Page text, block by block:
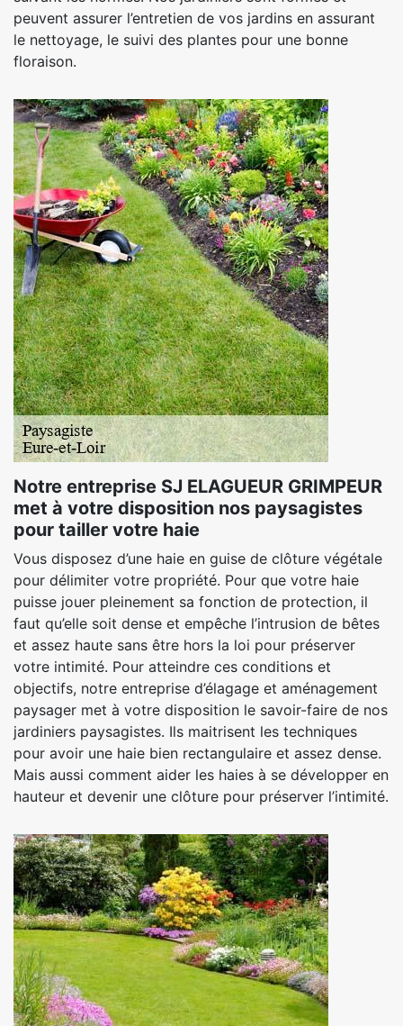
peuvent assurer l’entretien de vos jardins en assurant
le nettoyage, le suivi des plantes pour une bonne
floraison.
Notre entreprise SJ ELAGUEUR GRIMPEUR
met à votre disposition nos paysagistes
pour tailler votre haie
Vous disposez d’une haie en guise de clôture végétale
pour délimiter votre propriété. Pour que votre haie
puisse jouer pleinement sa fonction de protection, il
faut qu’elle soit dense et empêche l’intrusion de bêtes
et assez haute sans être hors la loi pour préserver
votre intimité. Pour atteindre ces conditions et
objectifs, notre entreprise d’élagage et aménagement
paysager met à votre disposition le savoir-faire de nos
jardiniers paysagistes. Ils maitrisent les techniques
pour avoir une haie bien rectangulaire et assez dense.
Mais aussi comment aider les haies à se développer en
hauteur et devenir une clôture pour préserver l’intimité.